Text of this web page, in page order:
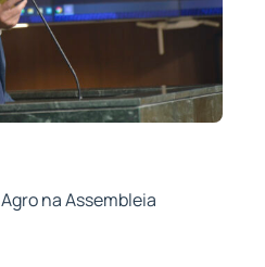
na Assembleia